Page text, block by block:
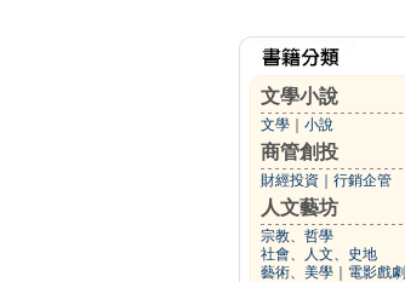
文學小說
文學 小說
商管創投
財經投資 行銷企管
人文藝坊
宗教、哲學
社會、人文、史地
藝術、美學
電影戲劇